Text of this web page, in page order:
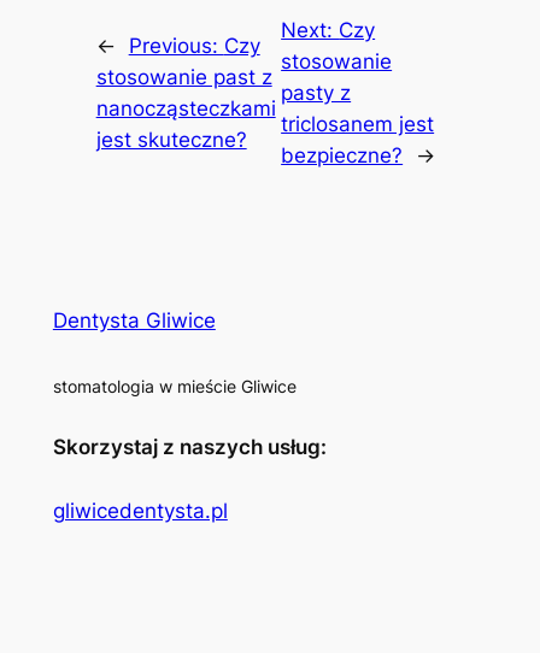
← Previous: Czy
stosowanie past z
nanocząsteczkami
jest skuteczne?
Next: Czy
stosowanie
pasty z
triclosanem jest
bezpieczne?
→
Dentysta Gliwice
stomatologia w mieście Gliwice
Skorzystaj z naszych usług:
gliwicedentysta.pl